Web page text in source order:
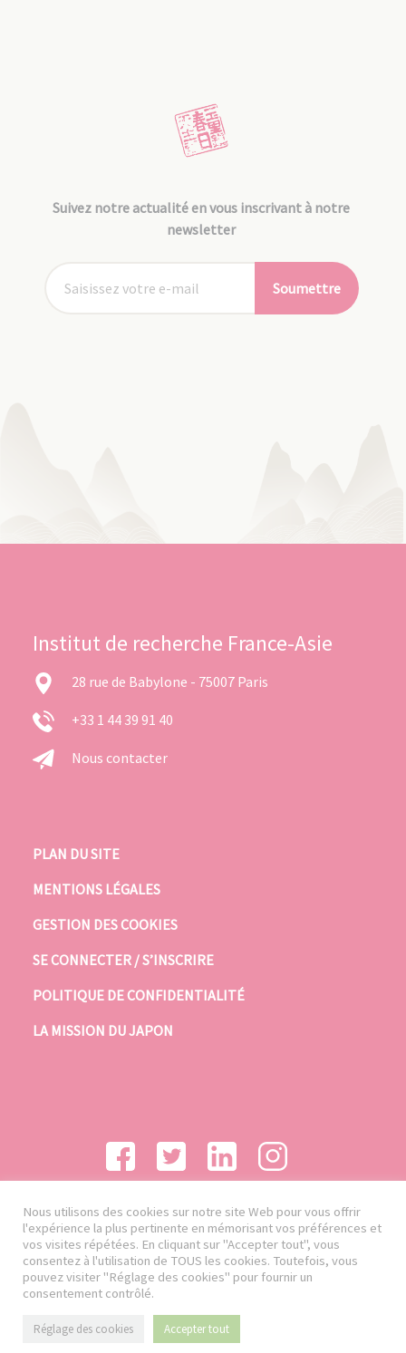
Suivez notre actualité en vous inscrivant à notre
newsletter
Soumettre
Institut de recherche France-Asie
28 rue de Babylone - 75007 Paris
+33 1 44 39 91 40
Nous contacter
PLAN DU SITE
MENTIONS LÉGALES
GESTION DES COOKIES
SE CONNECTER / S’INSCRIRE
POLITIQUE DE CONFIDENTIALITÉ
LA MISSION DU JAPON
Nous utilisons des cookies sur notre site Web pour vous offrir
l'expérience la plus pertinente en mémorisant vos préférences et
vos visites répétées. En cliquant sur "Accepter tout", vous
consentez à l'utilisation de TOUS les cookies. Toutefois, vous
pouvez visiter "Réglage des cookies" pour fournir un
consentement contrôlé.
Réglage des cookies Accepter tout